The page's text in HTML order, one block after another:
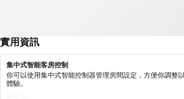
實用資訊
集中式智能客房控制
你可以使用集中式智能控制器管理房間設定，方便你調整
體驗。